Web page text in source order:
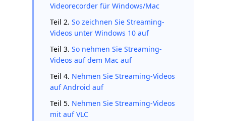
Videorecorder für Windows/Mac
Teil 2. So zeichnen Sie Streaming-
Videos unter Windows 10 auf
Teil 3. So nehmen Sie Streaming-
Videos auf dem Mac auf
Teil 4. Nehmen Sie Streaming-Videos
auf Android auf
Teil 5. Nehmen Sie Streaming-Videos
mit aufVLC